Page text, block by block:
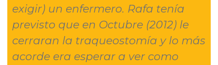
exigir) un enfermero. Rafa tenía
previsto que en Octubre (2012) le
cerraran la traqueostomía y lo más
acorde era esperar a ver como